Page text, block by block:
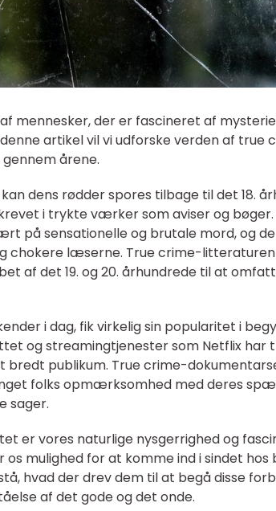
mennesker, der er fascineret af
artikel vil vi udforske verden af true
årene.
dens rødder spores tilbage til det 18.
i trykte værker som aviser og bøger.
på sensationelle og brutale mord, og
chokere læserne. True crime-
af det 19. og 20. århundrede til at
i dag, fik virkelig sin popularitet i
og streamingtjenester som Netflix har
publikum. True crime-
folks opmærksomhed med deres
sager.
er vores naturlige nysgerrighed og
mulighed for at komme ind i sindet hos
hvad der drev dem til at begå disse
af det gode og det onde.